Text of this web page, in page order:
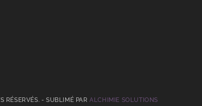
RÉSERVÉS. - SUBLIMÉ PARALCHIMIE SOLUTIONS